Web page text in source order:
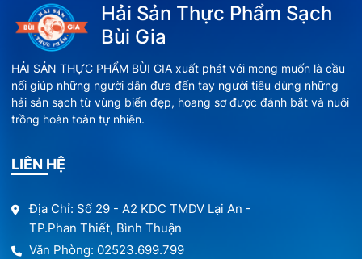
Hải Sản Thực Phẩm Sạch
Bùi Gia
HẢI SẢN THỰC PHẨM BÙI GIA xuất phát với mong muốn là cầu
nối giúp những người dân đưa đến tay người tiêu dùng những
hải sản sạch từ vùng biển đẹp, hoang sơ được đánh bắt và nuôi
trồng hoàn toàn tự nhiên.
LIÊN HỆ
Địa Chỉ: Số 29 - A2 KDC TMDV Lại An -
TP.Phan Thiết, Bình Thuận
Văn Phòng: 02523.699.799